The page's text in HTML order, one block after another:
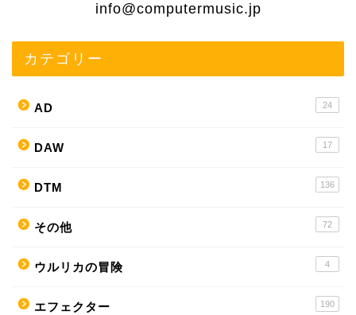
info@computermusic.jp
カテゴリー
AD 24
DAW 17
DTM 136
その他 72
ウルリカの冒険 4
エフェクター 190